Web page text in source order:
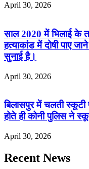
April 30, 2026
साल 2020 में भिलाई के
हत्याकांड में दोषी पाए
सुनाई है।
April 30, 2026
बिलासपुर में चलती स्कूटी
होते ही कोनी पुलिस ने
April 30, 2026
Recent News